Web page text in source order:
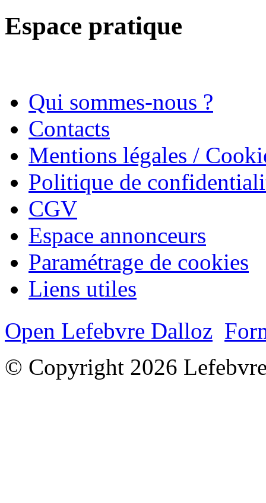
Espace pratique
Qui sommes-nous ?
Contacts
Mentions légales /
Politique de
CGV
Espace annonceurs
Paramétrage de cookies
Liens utiles
Open Lefebvre Dalloz
© Copyright 2026